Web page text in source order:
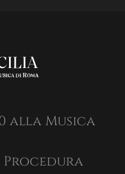
alla Musica